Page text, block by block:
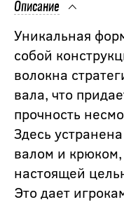
Описание
Уникальная
собой
волокна
вала, что
прочность
Здесь
валом и крюком,
настоящей
Это дает